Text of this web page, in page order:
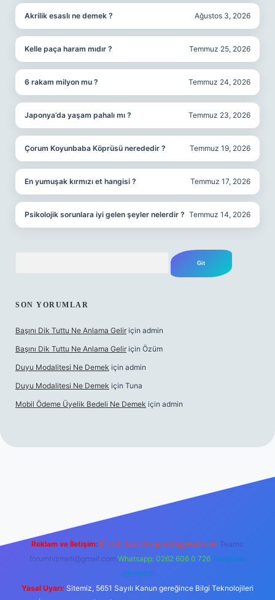
Akrilik esaslı ne demek ? Ağustos 3, 2026
Kelle paça haram mıdır ? Temmuz 25, 2026
6 rakam milyon mu ? Temmuz 24, 2026
Japonya’da yaşam pahalı mı ? Temmuz 23, 2026
Çorum Koyunbaba Köprüsü nerededir ? Temmuz 19, 2026
En yumuşak kırmızı et hangisi ? Temmuz 17, 2026
Psikolojik sorunlara iyi gelen şeyler nelerdir ? Temmuz 14, 2026
SON YORUMLAR
Başını Dik Tuttu Ne Anlama Gelir için admin
Başını Dik Tuttu Ne Anlama Gelir için Özüm
Duyu Modalitesi Ne Demek için admin
Duyu Modalitesi Ne Demek için Tuna
Mobil Ödeme Üyelik Bedeli Ne Demek için admin
Reklam ve İletişim: E-mail: backlinkpaneli@gmail.com Teams:
forumhizmeti@gmail.com Whatsapp: 0262 606 0 726 Telegram:
@karabul
Yasal Uyarı: Sitemiz, 5651 Sayılı Kanun gereğince Bilgi Teknolojileri